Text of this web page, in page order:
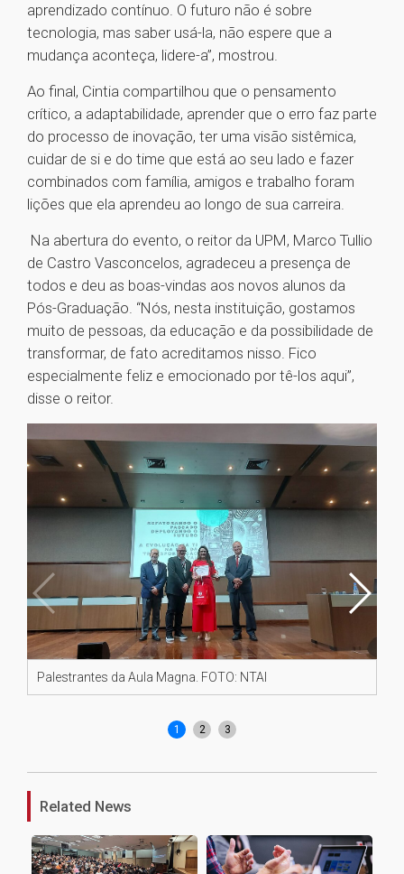
aprendizado contínuo. O futuro não é sobre
tecnologia, mas saber usá-la, não espere que a
mudança aconteça, lidere-a”, mostrou.
Ao final, Cintia compartilhou que o pensamento
crítico, a adaptabilidade, aprender que o erro faz parte
do processo de inovação, ter uma visão sistêmica,
cuidar de si e do time que está ao seu lado e fazer
combinados com família, amigos e trabalho foram
lições que ela aprendeu ao longo de sua carreira.
Na abertura do evento, o reitor da UPM, Marco Tullio
de Castro Vasconcelos, agradeceu a presença de
todos e deu as boas-vindas aos novos alunos da
Pós-Graduação. “Nós, nesta instituição, gostamos
muito de pessoas, da educação e da possibilidade de
transformar, de fato acreditamos nisso. Fico
especialmente feliz e emocionado por tê-los aqui”,
disse o reitor.
Palestrantes da Aula Magna. FOTO: NTAI
1 2 3
Related News